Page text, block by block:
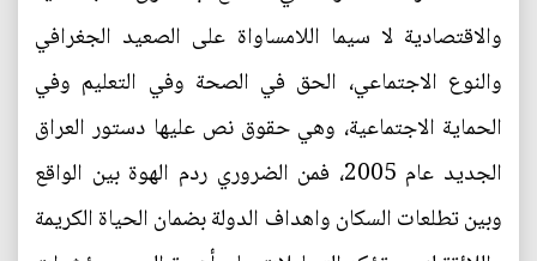
والاقتصادية لا سيما اللامساواة على الصعيد الجغرافي
والنوع الاجتماعي، الحق في الصحة وفي التعليم وفي
الحماية الاجتماعية، وهي حقوق نص عليها دستور العراق
الجديد عام 2005، فمن الضروري ردم الهوة بين الواقع
وبين تطلعات السكان واهداف الدولة بضمان الحياة الكريمة